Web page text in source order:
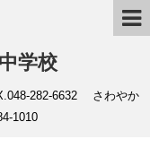
学校
282-6632 さわやか
1010